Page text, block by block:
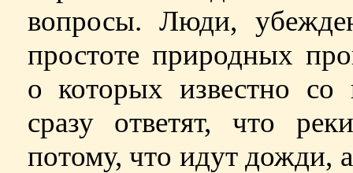
вопросы. Люди,
простоте природных
о которых известно со
сразу ответят, что
потому, что идут дожди,